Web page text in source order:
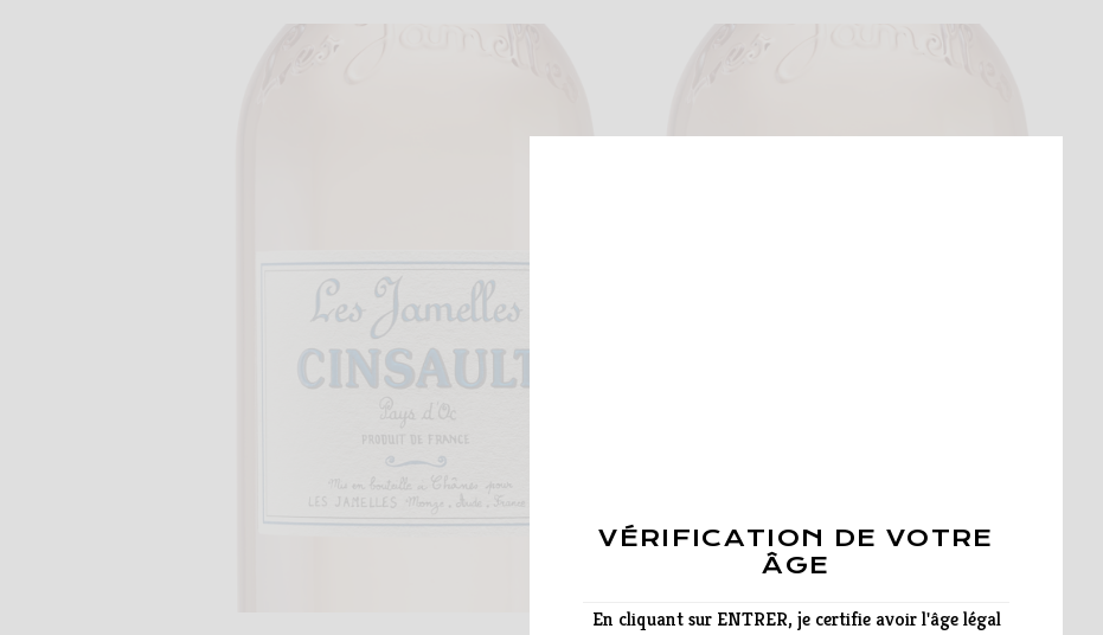
VÉRIFICATION DE VOTRE
ÂGE
En cliquant sur ENTRER, je certifie avoir l'âge légal